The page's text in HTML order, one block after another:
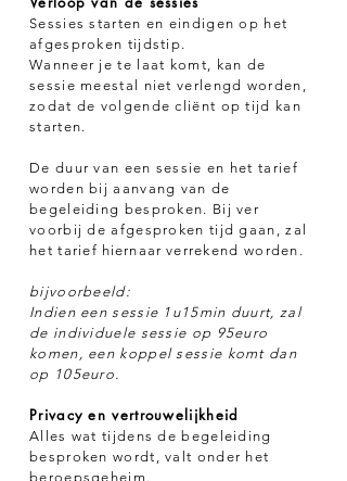
Sessies starten en eindigen op het
afgesproken tijdstip.
Wanneer je te laat komt, kan de
sessie meestal niet verlengd worden,
zodat de volgende cliënt op tijd kan
starten.
De duur van een sessie en het tarief
worden bij aanvang van de
begeleiding besproken. Bij ver
voorbij de afgesproken tijd gaan, zal
het tarief hiernaarverrekend worden.
bijvoorbeeld:
Indien een sessie 1u15min duurt, zal
de individuele sessie op 95euro
komen, een koppel sessie komt dan
op 105euro.
Privacy en vertrouwelijkheid
Alles wat tijdens de begeleiding
besproken wordt, valt onder het
beroepsgeheim.